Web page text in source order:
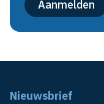
Nieuwsbrief